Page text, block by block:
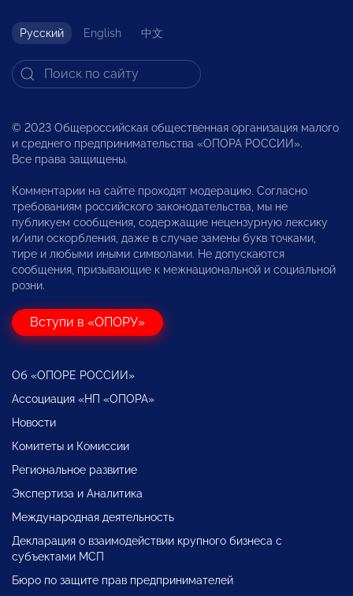
Русский English 中文
© 2023 Общероссийская общественная организация малого
и среднего предпринимательства «ОПОРА РОССИИ».
Все права защищены.
Комментарии на сайте проходят модерацию. Согласно
требованиям российского законодательства, мы не
публикуем сообщения, содержащие нецензурную лексику
и/или оскорбления, даже в случае замены букв точками,
тире и любыми иными символами. Не допускаются
сообщения, призывающие к межнациональной и социальной
розни.
Вступи в «ОПОРУ»
Об «ОПОРЕ РОССИИ»
Ассоциация «НП «ОПОРА»
Новости
Комитеты и Комиссии
Региональное развитие
Экспертиза и Аналитика
Международная деятельность
Декларация о взаимодействии крупного бизнеса с
субъектами МСП
Бюро по защите прав предпринимателей